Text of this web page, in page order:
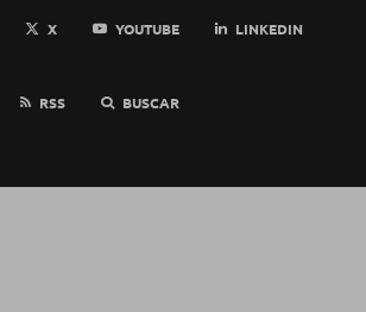
X YOUTUBE LINKEDIN
RSS BUSCAR